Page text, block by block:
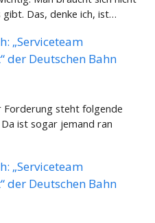
gibt. Das, denke ich, ist…
„Serviceteam
der Deutschen Bahn
Forderung steht folgende
ist sogar jemand ran
„Serviceteam
der Deutschen Bahn